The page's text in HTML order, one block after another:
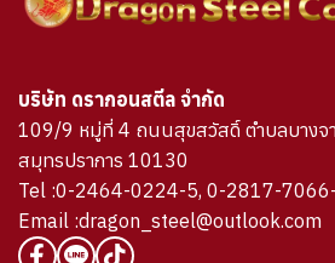
บริษัท ดรากอนสตีล จำกัด
109/9 หมู่ที่ 4 ถนนสุขสวัสดิ์ ตำบลบางจา
สมุทรปราการ 10130
Tel :0-2464-0224-5, 0-2817-
Email :dragon_steel@outlook.com